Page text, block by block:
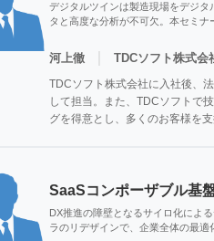
デジタルツインは製造現場をデジ
タと高度な分析が不可欠。本セミ
河上徹 TDCソフト株式会
TDCソフト株式会社に入社後、
して担当。また、TDCソフトで
グを得意とし、多くのお客様を支
SaaSコンポーザブル基
DX推進の障壁となるサイロ化によ
ラのリデザインで、企業全体の最適